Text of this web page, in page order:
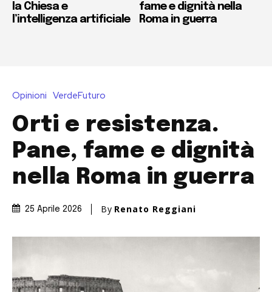
la Chiesa e
l’intelligenza artificiale
fame e dignità nella
Roma in guerra